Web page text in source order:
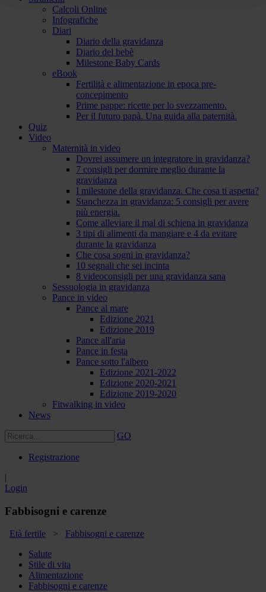
Calcoli Online
Infografiche
Diari
Diario della gravidanza
Diario del bebè
Milestone Baby Cards
eBook
Fertilità e alimentazione in epoca pre-
concepimento
Prime pappe: ricette per lo svezzamento.
Per il futuro papà. Una guida alla paternità.
Quiz
Video
Maternità in video
Dovrei assumere un integratore in gravidanza?
7 consigli per dormire meglio durante la
gravidanza
I milestone della gravidanza. Che cosa ti aspetta?
Stanchezza in gravidanza: 5 consigli per avere
più energia.
Come alleviare il mal di schiena in gravidanza
3 tipi di alimenti da mangiare e 4 da evitare
durante la gravidanza
Che cosa sogni in gravidanza?
10 segnali che sei incinta
8 videoconsigli per una gravidanza sana
Sessuologia in gravidanza
Pance in video
Pance al mare
Edizione 2021
Edizione 2019
Pance all'aria
Pance in festa
Pance sotto l'albero
Edizione 2021-2022
Edizione 2020-2021
Edizione 2019-2020
Fitwalking in video
News
GO
Registrazione
|
Login
Fabbisogni e carenze
Età fertile > Fabbisogni e carenze
Salute
Stile di vita
Alimentazione
Fabbisogni e carenze